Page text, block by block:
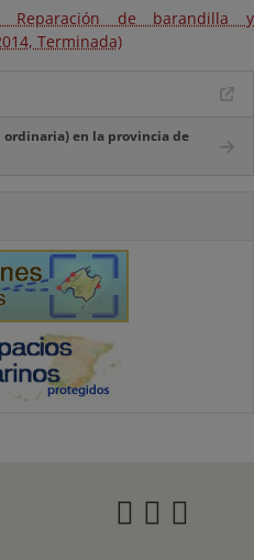
Reparación de barandilla y
Terminada)
en la provincia de